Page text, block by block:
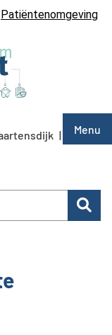
Patiëntenomgeving
Menu
0166